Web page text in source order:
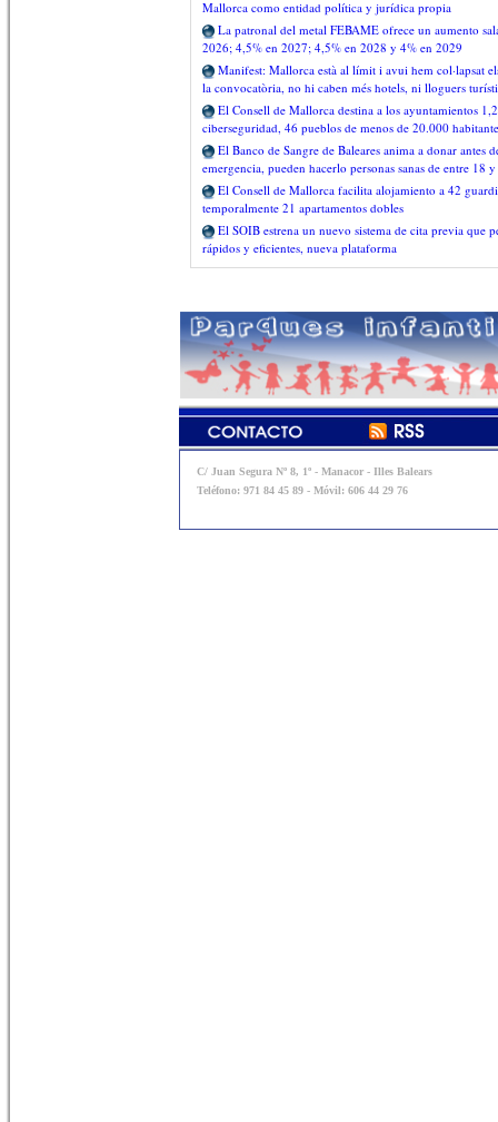
Mallorca como entidad política y jurídica propia
La patronal del metal FEBAME ofrece un aumento
2026; 4,5% en 2027; 4,5% en 2028 y 4% en 2029
Manifest: Mallorca està al límit i avui hem col·lapsat
la convocatòria, no hi caben més hotels, ni lloguers
El Consell de Mallorca destina a los ayuntamientos
ciberseguridad, 46 pueblos de menos de 20.000
El Banco de Sangre de Baleares anima a donar antes
emergencia, pueden hacerlo personas sanas de entre 18
El Consell de Mallorca facilita alojamiento a 42
temporalmente 21 apartamentos dobles
El SOIB estrena un nuevo sistema de cita previa que
rápidos y eficientes, nueva plataforma
C/ Juan Segura Nº 8, 1º - Manacor - Illes Balears
Teléfono: 971 84 45 89 - Móvil: 606 44 29 76